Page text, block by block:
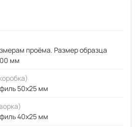
проёма. Размер образца
мм
50x25 мм
40x25 мм